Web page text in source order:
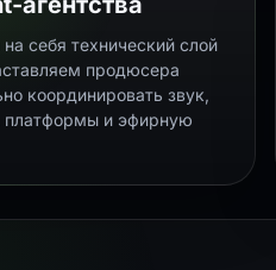
себя технический слой
продюсера
координировать звук,
платформы и эфирную